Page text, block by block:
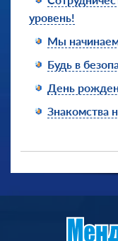
уровень!
Мы
Будь в
День
Знакомства